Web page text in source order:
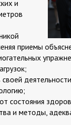
и
приемы
своей
состояния
и методы,